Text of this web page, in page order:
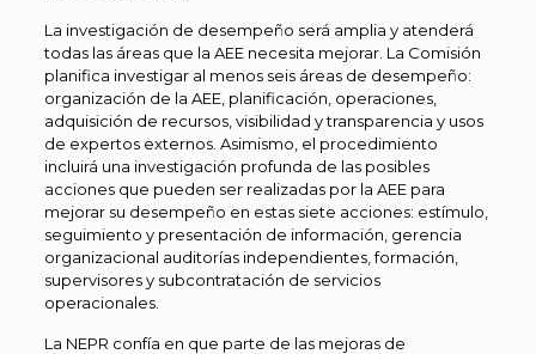
La investigación de desempeño será amplia y atenderá
todas las áreas que la AEE necesita mejorar. La Comisión
planifica investigar al menos seis áreas de desempeño:
organización de la AEE, planificación, operaciones,
adquisición de recursos, visibilidad y transparencia y usos
de expertos externos. Asimismo, el procedimiento
incluirá una investigación profunda de las posibles
acciones que pueden ser realizadas por la AEE para
mejorar su desempeño en estas siete acciones: estímulo,
seguimiento y presentación de información, gerencia
organizacional auditorías independientes, formación,
supervisores y subcontratación de servicios
operacionales.
La NEPR confía en que parte de las mejoras de